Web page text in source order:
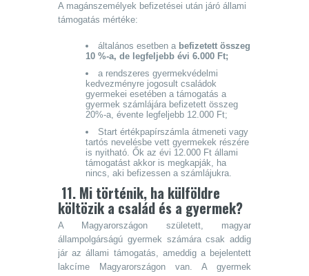
A magánszemélyek befizetései után járó állami
támogatás mértéke:
általános esetben a befizetett összeg
10 %-a, de legfeljebb évi 6.000 Ft;
a rendszeres gyermekvédelmi
kedvezményre jogosult családok
gyermekei esetében a támogatás a
gyermek számlájára befizetett összeg
20%-a, évente legfeljebb 12.000 Ft;
Start értékpapírszámla átmeneti vagy
tartós nevelésbe vett gyermekek részére
is nyitható. Ők az évi 12.000 Ft állami
támogatást akkor is megkapják, ha
nincs, aki befizessen a számlájukra.
11. Mi történik, ha külföldre
költözik a család és a gyermek?
A Magyarországon született, magyar
állampolgárságú gyermek számára csak addig
jár az állami támogatás, ameddig a bejelentett
lakcíme Magyarországon van. A gyermek